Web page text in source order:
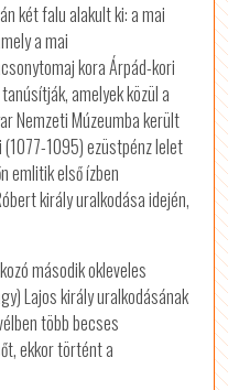
két falu alakult ki: a mai
a mai
kora Árpád-kori
amelyek közül a
Nemzeti Múzeumba került
(1077-1095) ezüstpénz lelet
emlitik első ízben
király uralkodása idején,
második okleveles
Lajos király uralkodásának
több becses
ekkor történt a